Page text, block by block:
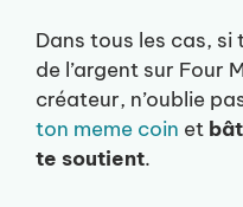
Dans tous les cas,
de l’argent sur Four
créateur, n’oublie
ton meme coin et
te soutient.